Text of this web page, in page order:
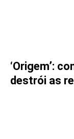
‘Origem’:
destrói as